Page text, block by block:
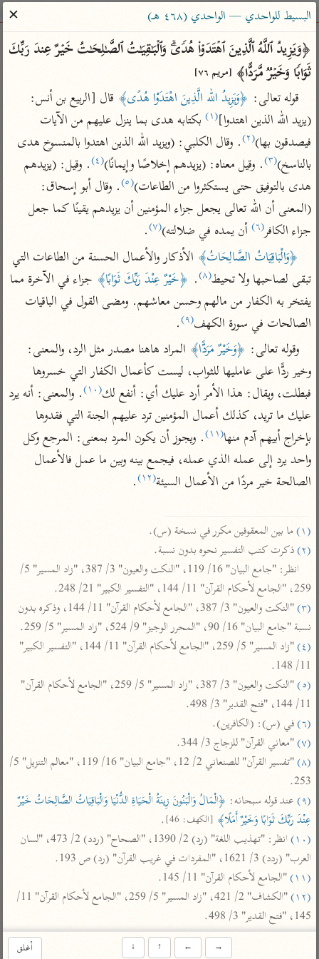
ساهم معنا في نشر القرآن والعلم الشرعي
الباحث القرآني
بحث تفسير علوم معاجم
Type 2 or more characters for results.
Type 1 or more
characters for results.
أمّهات
تفسير الطبري
تفسير ابن كثير
تفسير القرطبي
تفسير البغوي
جمع الأقوال
تفسير ابن الجوزي
تفسير الماوردي
منتقاة
تفسير ابن القيم
تفسير ابن تيمية
تفسير السمعاني
تفسير مكّي
محاسن التأويل
للقاسمي
تفسير الثعالبي
تفسير السمرقندي
تفسير الثعلبي
عامّة
فتح البيان للقنوجي
فتح القدير للشوكاني
تفسير ابن جزي
موسوعات
تفسير الآلوسي
تفسير الرازي
أخرى
أضواء البيان
نظم الدرر للبقاعي
المحرر الوجيز لابن
عطية
البحر المحيط لأبي
حيان
البسيط للواحدي
تفسير أبي السعود
معاصرة
الميسر
تفسير السعدي
أيسر التفاسير
القرآن – تدبر وعمل
تفسير ابن عثيمين
مركَّزة العبارة
تفسير الجلالين
جامع البيان للإيجي
تفسير البيضاوي
آثار
موسوعة التفسير
المأثور
الدر المنثور
تفسير ابن أبي حاتم
تفسير مقاتل
اشترك لتصلك أخبار مشاريعنا
اشترك
راسلنا •تليجرام • تويتر
تعليمات
عن الباحث القرآني
البسيط للواحدي — الواحدي (٤٦٨ هـ)
✕
ثَوَابࣰا وَخَیۡرࣱ مَّرَدًّا﴾ [مريم ٧٦]
قوله تعالى: ﴿وَيَزِيدُ الله الَّذِينَ اهْتَدَوْا هُدًى﴾
(يزيد الله الذين اهتدوا](١)
فيصدقون بها)(٢)
بالناسخ)(٣) . وقيل معناه: (يزيدهم إخلاصًا وإيمانًا)(٤)
هدى بالتوفيق حتى يستكثروا من الطاعات)(٥)
جزاء الكافر(٦) أن يمده في ضلالته)(٧) .
﴿وَالْبَاقِيَاتُ الصَّالِحَاتُ﴾
تبقى لصاحبها ولا تحيط(٨) . ﴿خَيْرٌ عِنْدَ رَبِّكَ ثَوَابًا﴾
الصالحات في سورة الكهف(٩) .
وقوله تعالى: ﴿وَخَيْرٌ مَرَدًّا﴾
فبطلت، ويقال: هذا الأمر أرد عليك أي: أنفع لك(١٠)
بإخراج أبيهم آدم منها(١١)
الصالحة خير مردًا من الأعمال السيئة(١٢) .
(١)
ما بين المعقوفين مكرر في نسخة (س).
(٢)
ذكرت كتب التفسير نحوه بدون نسبة.
259، "الجامع لأحكام القرآن" 11/ 144، "التفسير الكبير" 21/ 248.
(٣)
نسبة "جامع البيان" 16/ 90، "المحرر الوجيز" 9/ 524، "زاد المسير" 5/ 259.
(٤)
11/ 148.
(٥)
11/ 144، "فتح القدير" 3/ 498.
(٦)
في (س): (الكافرين).
(٧)
"معاني القرآن" للزجاج 3/ 344.
(٨)
253.
(٩)
عند قوله سبحانه:
﴿الْمَالُ وَالْبَنُونَ زِينَةُ الْحَيَاةِ الدُّنْيَا وَالْبَاقِيَاتُ الصَّالِحَاتُ خَيْرٌ
عِنْدَ رَبِّكَ ثَوَابًا وَخَيْرٌ أَمَلًا﴾ [الكهف: 46]
.
(١٠)
العرب" (ردد) 3/ 1621، "المفردات في غريب القرآن" (رد) ص 193.
(١١)
"الجامع لأحكام القرآن" 11/ 145.
(١٢)
145، "فتح القدير" 3/ 498.
أغلق →
←
↑
↓